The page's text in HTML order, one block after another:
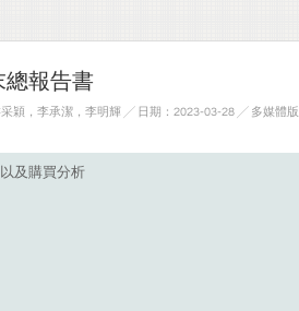
總報告書
穎，李承潔，李明輝 ╱ 日期：2023-03-28 ╱ 多媒體版
及購買分析